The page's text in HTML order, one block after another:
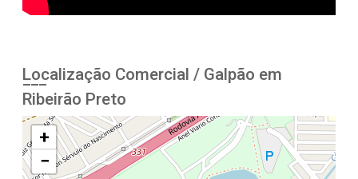
Localização Comercial / Galpão em
Ribeirão Preto
+
−